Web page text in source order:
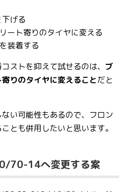
げる
ート寄りのタイヤに変える
装着する
ストを抑えて試せるのは、 ブ
りのタイヤに変えることだと
い可能性もあるので、フロン
とも併用したいと思います。
70-14へ変更する案